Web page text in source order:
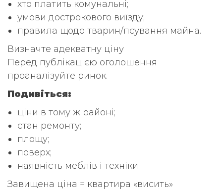
хто платить комунальні;
умови дострокового виїзду;
правила щодо тварин/псування майна.
Визначте адекватну ціну
Перед публікацією оголошення
проаналізуйте ринок.
Подивіться:
ціни в тому ж районі;
стан ремонту;
площу;
поверх;
наявність меблів і техніки.
Завищена ціна = квартира «висить»